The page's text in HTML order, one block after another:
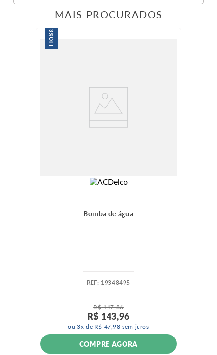
MAIS PROCURADOS
3%
OFF
Bomba de água
: 19348495
R$ 147,86
R$ 143,96
ou3x de R$ 47,98 sem juros
COMPRE AGORA